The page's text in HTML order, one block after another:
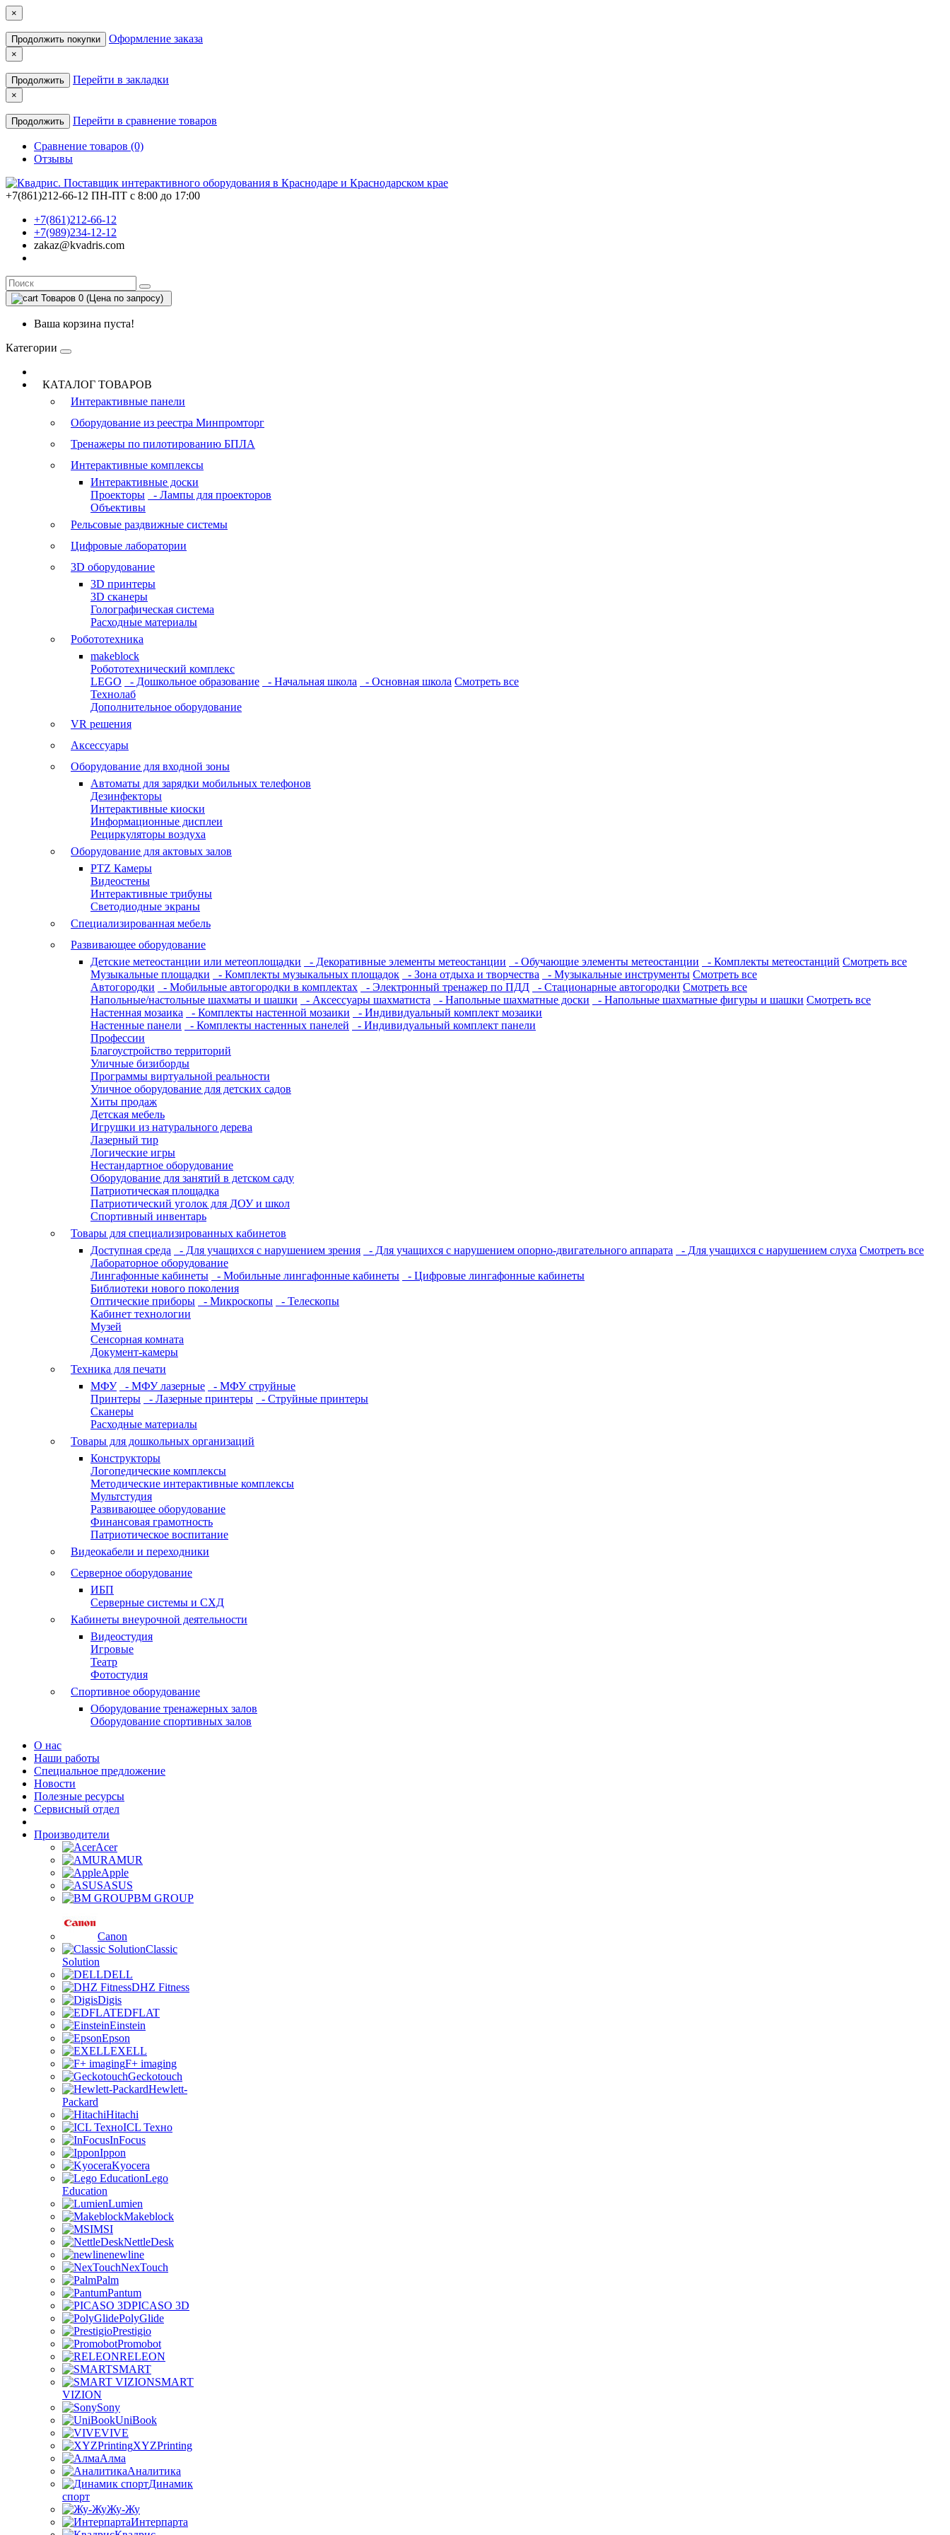
×
Продолжить покупки Оформление заказа
×
Продолжить Перейти в закладки
×
Продолжить Перейти в сравнение товаров
Сравнение товаров (0)
Отзывы
+7(861)212-66-12 ПН-ПТ с 8:00 до 17:00
+7(861)212-66-12
+7(989)234-12-12
zakaz@kvadris.com
Товаров 0 (Цена по запросу)
Ваша корзина пуста!
Категории
КАТАЛОГ ТОВАРОВ
Интерактивные панели
Оборудование из реестра Минпромторг
Тренажеры по пилотированию БПЛА
Интерактивные комплексы
Интерактивные доски
Проекторы
- Лампы для проекторов
Объективы
Рельсовые раздвижные системы
Цифровые лаборатории
3D оборудование
3D принтеры
3D сканеры
Голографическая система
Расходные материалы
Робототехника
makeblock
Робототехнический комплекс
LEGO
- Дошкольное образование - Начальная школа - Основная школа Смотреть все
Технолаб
Дополнительное оборудование
VR решения
Аксессуары
Оборудование для входной зоны
Автоматы для зарядки мобильных телефонов
Дезинфекторы
Интерактивные киоски
Информационные дисплеи
Рециркуляторы воздуха
Оборудование для актовых залов
PTZ Камеры
Видеостены
Интерактивные трибуны
Светодиодные экраны
Специализированная мебель
Развивающее оборудование
Детские метеостанции или метеоплощадки
- Декоративные элементы метеостанции - Обучающие элементы метеостанции - Комплекты метеостанций Смотреть все
Музыкальные площадки
- Комплекты музыкальных площадок - Зона отдыха и творчества - Музыкальные инструменты Смотреть все
Автогородки
- Мобильные автогородки в комплектах - Электронный тренажер по ПДД - Стационарные автогородки Смотреть все
Напольные/настольные шахматы и шашки
- Аксессуары шахматиста - Напольные шахматные доски - Напольные шахматные фигуры и шашки Смотреть все
Настенная мозаика
- Комплекты настенной мозаики
- Индивидуальный комплект мозаики
Настенные панели
- Комплекты настенных панелей
- Индивидуальный комплект панели
Профессии
Благоустройство территорий
Уличные бизиборды
Программы виртуальной реальности
Уличное оборудование для детских садов
Хиты продаж
Детская мебель
Игрушки из натурального дерева
Лазерный тир
Логические игры
Нестандартное оборудование
Оборудование для занятий в детском саду
Патриотическая площадка
Патриотический уголок для ДОУ и школ
Спортивный инвентарь
Товары для специализированных кабинетов
Доступная среда
- Для учащихся с нарушением зрения - Для учащихся с нарушением опорно-двигательного аппарата - Для учащихся с нарушением слуха Смотреть все
Лабораторное оборудование
Лингафонные кабинеты
- Мобильные лингафонные кабинеты
- Цифровые лингафонные кабинеты
Библиотеки нового поколения
Оптические приборы
- Микроскопы
- Телескопы
Кабинет технологии
Музей
Сенсорная комната
Документ-камеры
Техника для печати
МФУ
- МФУ лазерные
- МФУ струйные
Принтеры
- Лазерные принтеры
- Струйные принтеры
Сканеры
Расходные материалы
Товары для дошкольных организаций
Конструкторы
Логопедические комплексы
Методические интерактивные комплексы
Мультстудия
Развивающее оборудование
Финансовая грамотность
Патриотическое воспитание
Видеокабели и переходники
Серверное оборудование
ИБП
Серверные системы и СХД
Кабинеты внеурочной деятельности
Видеостудия
Игровые
Театр
Фотостудия
Спортивное оборудование
Оборудование тренажерных залов
Оборудование спортивных залов
О нас
Наши работы
Специальное предложение
Новости
Полезные ресурсы
Сервисный отдел
Производители
Acer
AMUR
Apple
ASUS
BM GROUP
Canon
Classic
Solution
DELL
DHZ Fitness
Digis
EDFLAT
Einstein
Epson
EXELL
F+ imaging
Geckotouch
Hewlett-
Packard
Hitachi
ICL Техно
InFocus
Ippon
Kyocera
Lego
Education
Lumien
Makeblock
MSI
NettleDesk
newline
NexTouch
Palm
Pantum
PICASO 3D
PolyGlide
Prestigio
Promobot
RELEON
SMART
SMART
VIZION
Sony
UniBook
VIVE
XYZPrinting
Алма
Аналитика
Динамик
спорт
Жу-Жу
Интерпарта